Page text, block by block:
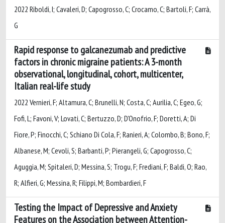
2022 Riboldi, I; Cavaleri, D; Capogrosso, C; Crocamo, C; Bartoli, F; Carrà,
G
Rapid response to galcanezumab and predictive
factors in chronic migraine patients: A 3-month
observational, longitudinal, cohort, multicenter,
Italian real-life study
2022 Vernieri, F; Altamura, C; Brunelli, N; Costa, C; Aurilia, C; Egeo, G;
Fofi, L; Favoni, V; Lovati, C; Bertuzzo, D; D'Onofrio, F; Doretti, A; Di
Fiore, P; Finocchi, C; Schiano Di Cola, F; Ranieri, A; Colombo, B; Bono, F;
Albanese, M; Cevoli, S; Barbanti, P; Pierangeli, G; Capogrosso, C;
Aguggia, M; Spitaleri, D; Messina, S; Trogu, F; Frediani, F; Baldi, O; Rao,
R; Alfieri, G; Messina, R; Filippi, M; Bombardieri, F
Testing the Impact of Depressive and Anxiety
Features on the Association between Attention-